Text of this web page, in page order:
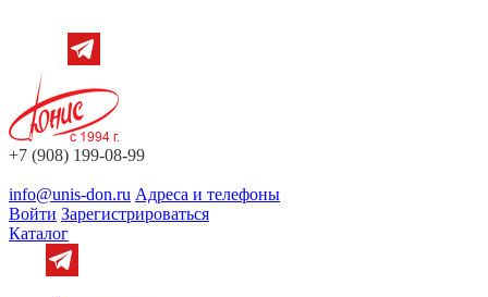
+7 (908) 199-08-99
info@unis-don.ru Адреса и телефоны
Войти Зарегистрироваться
Каталог